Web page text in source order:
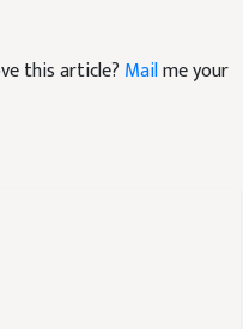
this article?